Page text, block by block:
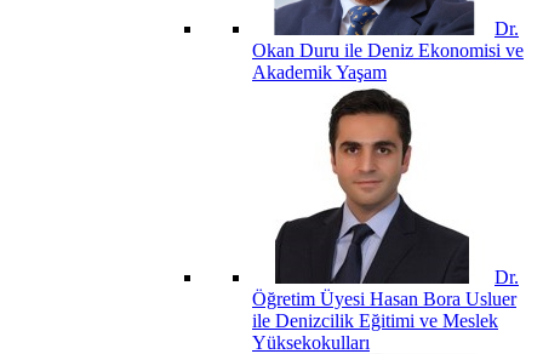
Dr.
Okan Duru ile Deniz Ekonomisi ve
Akademik Yaşam
Dr.
Öğretim Üyesi Hasan Bora Usluer
ile Denizcilik Eğitimi ve Meslek
Yüksekokulları